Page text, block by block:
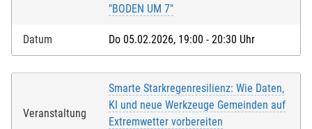
"BODEN UM 7"
Datum Do 05.02.2026, 19:00 - 20:30 Uhr
Veranstaltung
Smarte Starkregenresilienz: Wie Daten,
KI und neue Werkzeuge Gemeinden auf
Extremwetter vorbereiten